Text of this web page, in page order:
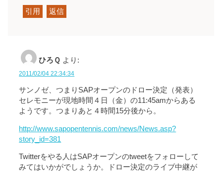
引用 返信
ひろＱ より:
2011/02/04 22:34:34
サンノゼ、つまりSAPオープンのドロー決定（発表）
セレモニーが現地時間４日（金）の11:45amからある
ようです。つまりあと４時間15分後から。
http://www.sapopentennis.com/news/News.asp?
story_id=381
Twitterをやる人はSAPオープンのtweetをフォローして
みてはいかがでしょうか。ドロー決定のライブ中継が